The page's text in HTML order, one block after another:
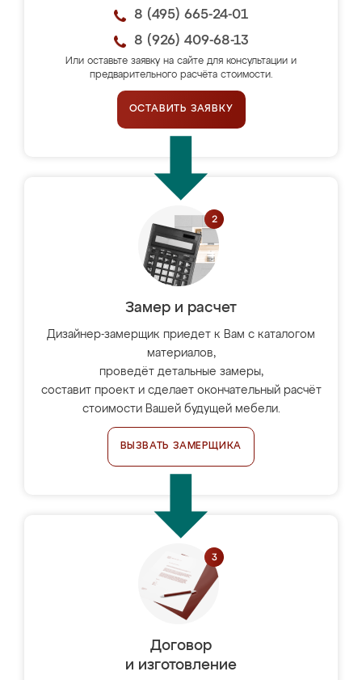
8 (495) 665-24-01
8 (926) 409-68-13
Или оставьте заявку на сайте для консультации и
предварительного расчёта стоимости.
ОСТАВИТЬ ЗАЯВКУ
Замер и расчет
Дизайнер-замерщик приедет к Вам с каталогом
материалов,
проведёт детальные замеры,
составит проект и сделает окончательный расчёт
стоимости Вашей будущей мебели.
ВЫЗВАТЬ ЗАМЕРЩИКА
Договор
и изготовление